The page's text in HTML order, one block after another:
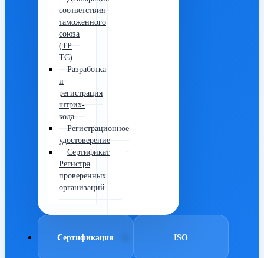
соответствия
таможенного
союза
(ТР
ТС)
Разработка
и
регистрация
штрих-
кода
Регистрационное
удостоверение
Сертификат
Регистра
проверенных
организаций
Сертификация ISO